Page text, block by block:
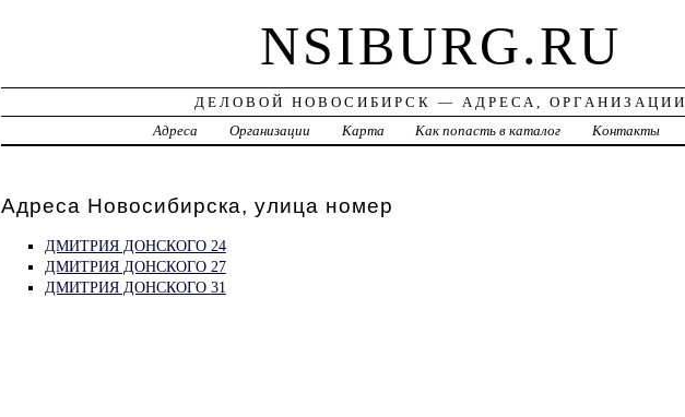
NSIBURG.RU
ДЕЛОВОЙ НОВОСИБИРСК — АДРЕСА, ОРГАНИЗАЦИИ
Адреса
Организации Карта Как попасть в каталог Контакты
Адреса Новосибирска, улица номер
ДМИТРИЯ ДОНСКОГО 24
ДМИТРИЯ ДОНСКОГО 27
ДМИТРИЯ ДОНСКОГО 31